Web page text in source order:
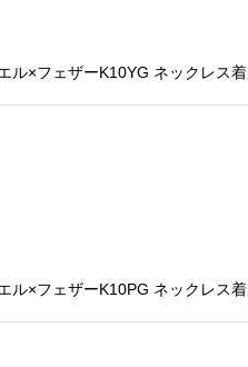
ル×フェザーK10YG ネックレス
ル×フェザーK10PG ネックレス